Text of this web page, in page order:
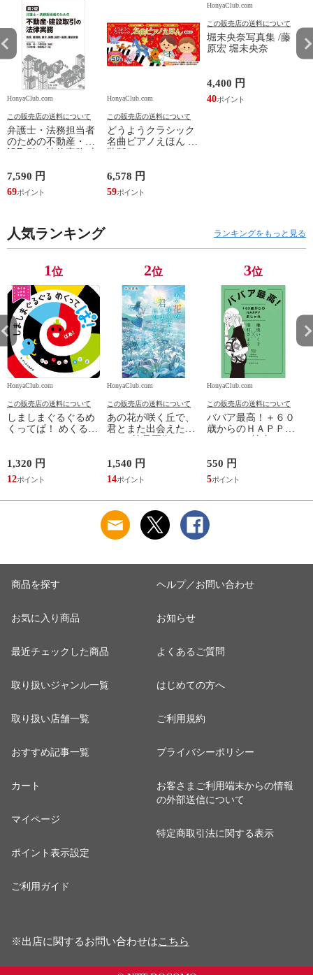
HonyaClub.com
この販売店の送料について
弁護士・法務担当者
のための不動産・建
開発、設計・監理、
建設請負 第２版 /富
田裕 小里佳嵩
7,590 円
69
HonyaClub.com
この販売店の送料について
どうようクラシック
名曲ピアノえほん 新
ワシマミワコ
6,578 円
59
HonyaClub.com
この販売店の送料について
堀未央奈写真集 /藤
原宏 堀未央奈
4,400 円
40
人気ランキング ランキングをもっと見る
1位
HonyaClub.com
この販売店の送料について
しましまぐるぐるめ
くってぱ！ めくるし
1,320 円
12
2位
HonyaClub.com
この販売店の送料について
あの花が咲く丘で、
君とまた出会えた
1,540 円
14
3位
HonyaClub.com
この販売店の送料について
ババア最高！＋６０
歳からのＨＡＰＰＹ
550 円
5
商品を探す
お気に入り商品
最近チェックした商品
取り扱いジャンル一覧
取り扱い店舗一覧
おすすめ記事一覧
カート
マイページ
ポイント表示設定
ご利用ガイド
ヘルプ／お問い合わせ
お知らせ
よくあるご質問
はじめての方へ
ご利用規約
プライバシーポリシー
お客さまご利用端末からの情報
の外部送信について
特定商取引法に関する表示
※出店に関するお問い合わせはこちら